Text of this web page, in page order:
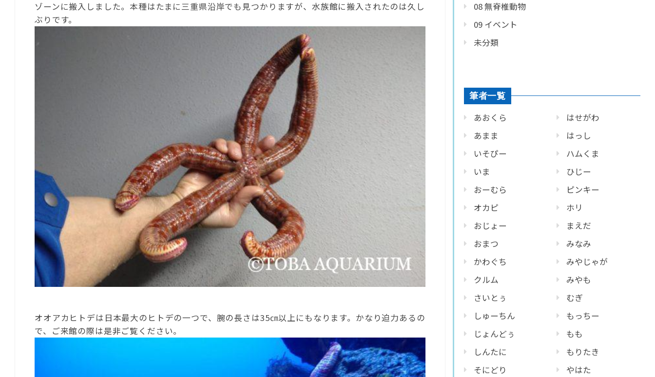
ゾーンに搬入しました。本種はたまに三重県沿岸でも見つかりますが、水族館に搬入されたのは久し
ぶりです。
オオアカヒトデは日本最大のヒトデの一つで、腕の長さは35㎝以上にもなります。かなり迫力あるの
で、ご来館の際は是非ご覧ください。
08 無脊椎動物
09 イベント
未分類
筆者一覧
あおくら
あまま
いそぴー
いま
おーむら
オカピ
おじょー
おまつ
かわぐち
クルム
さいとぅ
しゅーちん
じょんどぅ
しんたに
そにどり
はせがわ
はっし
ハムくま
ひじー
ピンキー
ホリ
まえだ
みなみ
みやじゃが
みやも
むぎ
もっちー
もも
もりたき
やはた